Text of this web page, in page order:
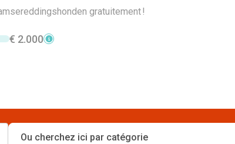
gratuitement !
€ 2.000